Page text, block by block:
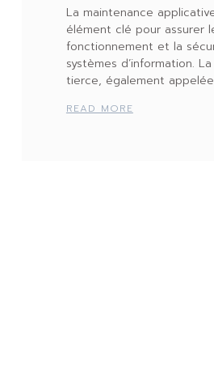
La maintenance
élément clé pour assurer
fonctionnement et la
systèmes d’information.
tierce, également
READ MORE